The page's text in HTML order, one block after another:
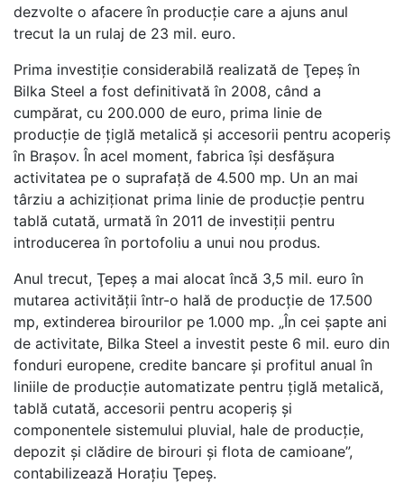
dezvolte o afacere în producţie care a ajuns anul
trecut la un rulaj de 23 mil. euro.
Prima investiţie considerabilă realizată de Ţepeş în
Bilka Steel a fost definitivată în 2008, când a
cumpărat, cu 200.000 de euro, prima linie de
producţie de ţiglă metalică şi accesorii pentru acoperiş
în Braşov. În acel moment, fabrica îşi desfăşura
activitatea pe o suprafaţă de 4.500 mp. Un an mai
târziu a achiziţionat prima linie de producţie pentru
tablă cutată, urmată în 2011 de investiţii pentru
introducerea în portofoliu a unui nou produs.
Anul trecut, Ţepeş a mai alocat încă 3,5 mil. euro în
mutarea activităţii într-o hală de producţie de 17.500
mp, extinderea birourilor pe 1.000 mp. „În cei şapte ani
de activitate, Bilka Steel a investit peste 6 mil. euro din
fonduri europene, credite bancare şi profitul anual în
liniile de producţie automatizate pentru ţiglă metalică,
tablă cutată, accesorii pentru acoperiş şi
componentele sistemului pluvial, hale de producţie,
depozit şi clădire de birouri şi flota de camioane”,
contabilizează Horaţiu Ţepeş.